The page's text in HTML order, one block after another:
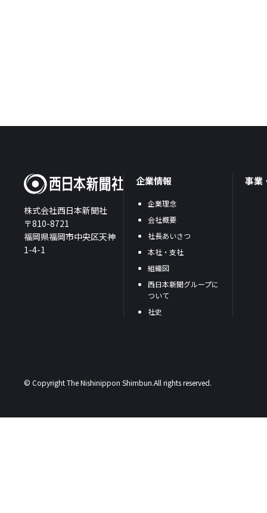
株式会社西日本新聞社
〒810-8721
福岡県福岡市中央区天神
1-4-1
企業情報
企業理念
会社概要
社長あいさつ
本社・支社
組織図
西日本新聞グループに
ついて
社史
事業
© Copyright The Nishinippon Shimbun.All rights reserved.